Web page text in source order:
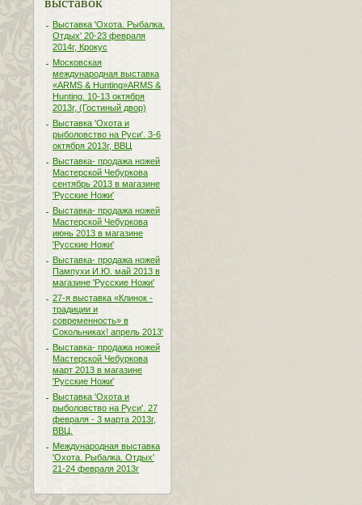
Выставка 'Охота. Рыбалка.
Отдых' 20-23 февраля
2014г, Крокус
Московская
международная выставка
«ARMS & Hunting»ARMS &
Hunting. 10-13 октября
2013г, (Гостиный двор)
Выставка 'Охота и
рыболовство на Руси'. 3-6
октября 2013г, ВВЦ
Выставка- продажа ножей
Мастерской Чебуркова
сентябрь 2013 в магазине
'Русские Ножи'
Выставка- продажа ножей
Мастерской Чебуркова
июнь 2013 в магазине
'Русские Ножи'
Выставка- продажа ножей
Пампухи И.Ю. май 2013 в
магазине 'Русские Ножи'
27-я выставка «Клинок -
традиции и
современность» в
Сокольниках! апрель 2013'
Выставка- продажа ножей
Мастерской Чебуркова
март 2013 в магазине
'Русские Ножи'
Выставка 'Охота и
рыболовство на Руси'. 27
февраля - 3 марта 2013г,
ВВЦ.
Международная выставка
'Охота. Рыбалка. Отдых'
21-24 февраля 2013г